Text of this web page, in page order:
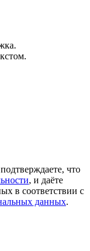
что
, и даёте
в соответствии с
данных.